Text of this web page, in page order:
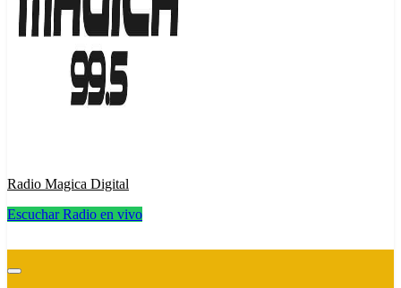
Radio Magica Digital
Escuchar Radio en vivo